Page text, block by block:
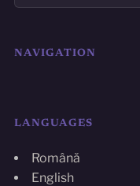
NAVIGATION
LANGUAGES
Română
English